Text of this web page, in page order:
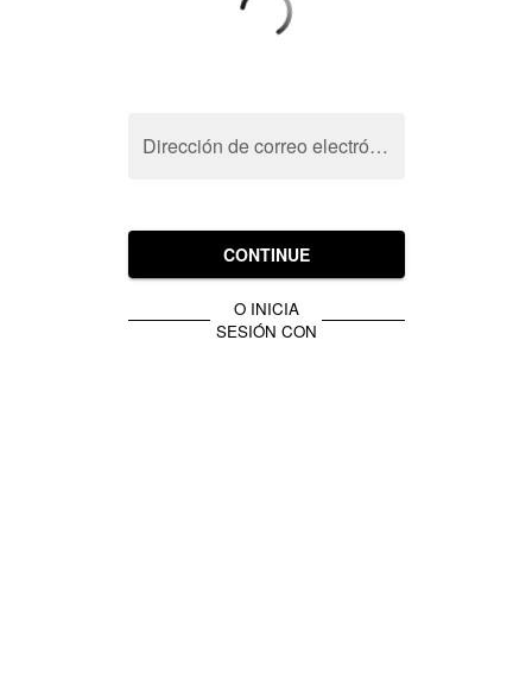
Dirección de correo electrónico
CONTINUE
O INICIA
SESIÓN CON